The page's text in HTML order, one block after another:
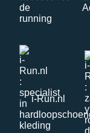
i-Run.nl